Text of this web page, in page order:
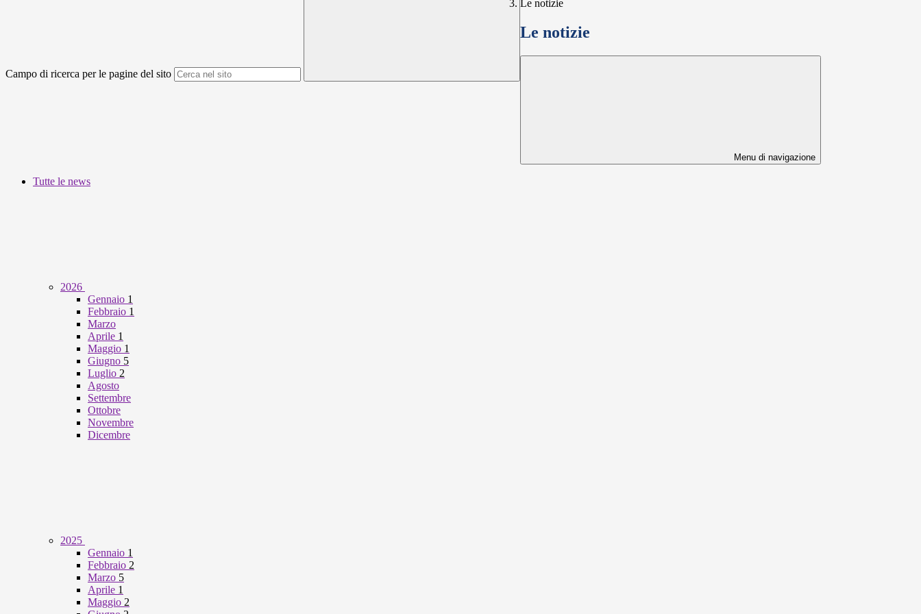
Campo di ricerca per le pagine del sito
Le notizie
Le notizie
Menu di navigazione
Tutte le news
2026
Gennaio 1
Febbraio 1
Marzo
Aprile 1
Maggio 1
Giugno 5
Luglio 2
Agosto
Settembre
Ottobre
Novembre
Dicembre
2025
Gennaio 1
Febbraio 2
Marzo 5
Aprile 1
Maggio 2